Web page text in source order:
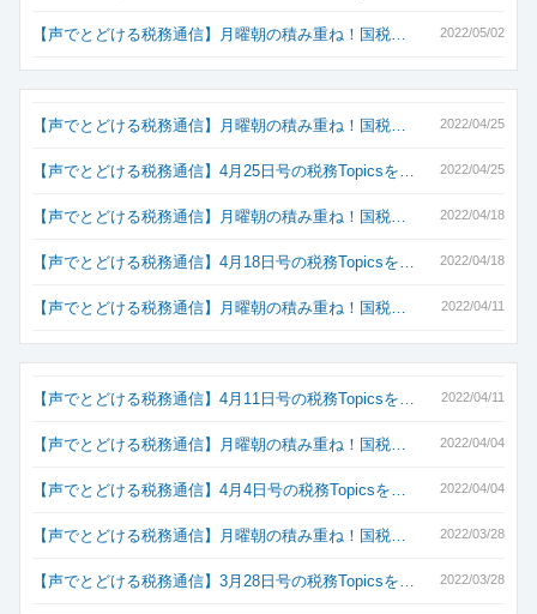
2022/05/02
【声でとどける税務通信】月曜朝の積み重ね！国税…
2022/04/25
【声でとどける税務通信】月曜朝の積み重ね！国税…
2022/04/25
【声でとどける税務通信】4月25日号の税務Topicsを…
2022/04/18
【声でとどける税務通信】月曜朝の積み重ね！国税…
2022/04/18
【声でとどける税務通信】4月18日号の税務Topicsを…
2022/04/11
【声でとどける税務通信】月曜朝の積み重ね！国税…
2022/04/11
【声でとどける税務通信】4月11日号の税務Topicsを…
2022/04/04
【声でとどける税務通信】月曜朝の積み重ね！国税…
2022/04/04
【声でとどける税務通信】4月4日号の税務Topicsを…
2022/03/28
【声でとどける税務通信】月曜朝の積み重ね！国税…
2022/03/28
【声でとどける税務通信】3月28日号の税務Topicsを…